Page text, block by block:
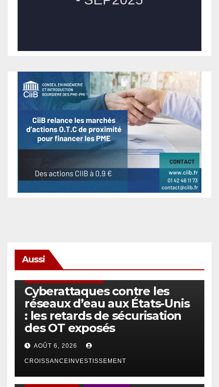
Aussi
Cyberattaques contre les
réseaux d’eau aux États-Unis
: les retards de sécurisation
des OT exposés
AOÛT 6, 2026
CROISSANCEINVESTISSEMENT